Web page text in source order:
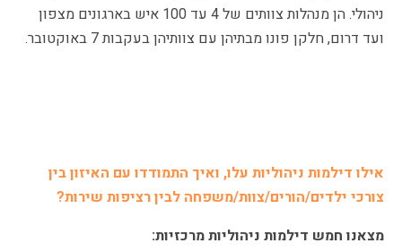
ניהולי. הן מנהלות צוותים של 4 עד 100 איש בארגונים מצפון
ועד דרום, חלקן פונו מבתיהן עם צוותיהן בעקבות 7 באוקטובר.
אילו דילמות ניהוליות עלו, ואיך התמודדו עם האיזון בין
צורכי ילדים/הורים/צוות/משפחה לבין רציפות שירות?
מצאנו חמש דילמות ניהוליות מרכזיות: